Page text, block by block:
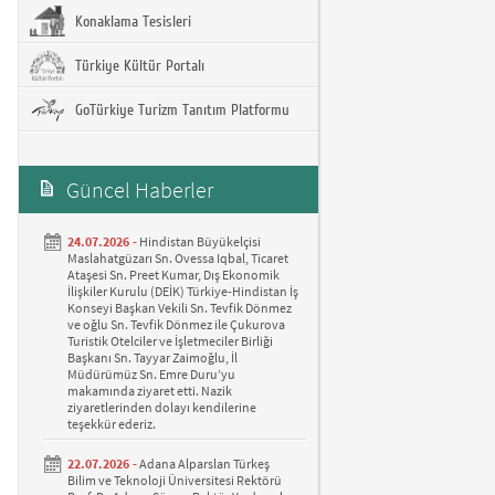
Konaklama Tesisleri
Türkiye Kültür Portalı
GoTürkiye Turizm Tanıtım Platformu
Güncel Haberler
24.07.2026 - Hindistan Büyükelçisi
Maslahatgüzarı Sn. Ovessa Iqbal, Ticaret
Ataşesi Sn. Preet Kumar, Dış Ekonomik
İlişkiler Kurulu (DEİK) Türkiye-Hindistan İş
Konseyi Başkan Vekili Sn. Tevfik Dönmez
ve oğlu Sn. Tevfik Dönmez ile Çukurova
Turistik Otelciler ve İşletmeciler Birliği
Başkanı Sn. Tayyar Zaimoğlu, İl
Müdürümüz Sn. Emre Duru’yu
makamında ziyaret etti. Nazik
ziyaretlerinden dolayı kendilerine
teşekkür ederiz.
22.07.2026 -Adana Alparslan Türkeş
Bilim ve Teknoloji Üniversitesi Rektörü